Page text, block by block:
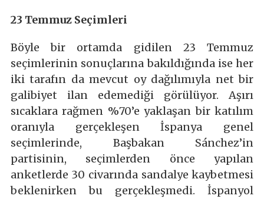
23 Temmuz Seçimleri
Böyle bir ortamda gidilen 23 Temmuz
seçimlerinin sonuçlarına bakıldığında ise her
iki tarafın da mevcut oy dağılımıyla net bir
galibiyet ilan edemediği görülüyor. Aşırı
sıcaklara rağmen %70’e yaklaşan bir katılım
oranıyla gerçekleşen İspanya genel
seçimlerinde, Başbakan Sánchez’in
partisinin, seçimlerden önce yapılan
anketlerde 30 civarında sandalye kaybetmesi
beklenirken bu gerçekleşmedi. İspanyol